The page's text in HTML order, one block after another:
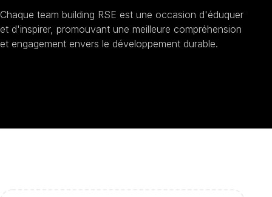
Chaque team building RSE est une occasion d'éduquer
et d'inspirer, promouvant une meilleure compréhension
et engagement envers le développement durable.